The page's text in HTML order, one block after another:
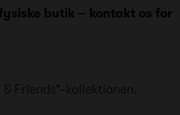
butik – kontakt os for
Friends"-kollektionen.